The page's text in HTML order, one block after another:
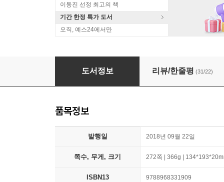
이동진 선정 최고의 책
기간 한정 특가 도서
오직, 예스24에서만
에이, 뭘 사랑까지 하고 그래
도서정보 리뷰/한줄평 (31/22)
품목정보
발행일 2018년 09월 22일
쪽수, 무게, 크기 272쪽 | 366g |
ISBN13 9788968331909